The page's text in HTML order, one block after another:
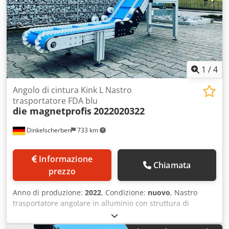
1 /4
Dinkelscherben 733 km
Angolo di cintura Kink L Nastro
trasportatore FDA blu
die magnetprofis2022020322
prezzo
Chiamata
Anno di produzione: 2022, Condizione: nuovo, Nastro
trasportatore angolare in alluminio con struttura di
supporto Lunghezza del nastro trasportatore: 1000 mm in
piano + 2400 mm in salita Angolo di inclinazione nella